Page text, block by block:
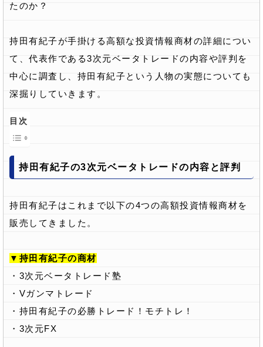
たのか？
持田有紀子が手掛ける高額な投資情報商材の詳細につい
て、代表作である3次元ベータトレードの内容や評判を
中心に調査し、持田有紀子という人物の実態についても
深掘りしていきます。
目次
持田有紀子の3次元ベータトレードの内容と評判
持田有紀子はこれまで以下の4つの高額投資情報商材を
販売してきました。
▼持田有紀子の商材
・3次元ベータトレード塾
・Vガンマトレード
・持田有紀子の必勝トレード！モチトレ！
・3次元FX